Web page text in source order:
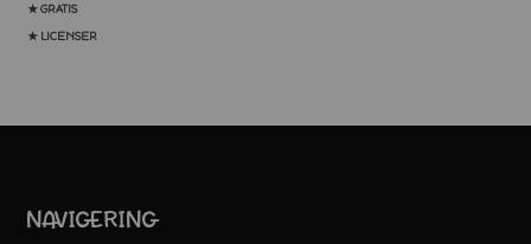
★ GRATIS
★ LICENSER
NAVIGERING